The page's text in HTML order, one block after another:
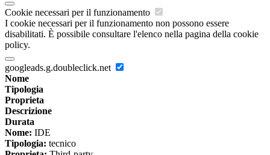
Cookie necessari per il funzionamento
I cookie necessari per il funzionamento non possono essere
disabilitati. È possibile consultare l'elenco nella pagina della cookie
policy.
googleads.g.doubleclick.net
Nome
Tipologia
Proprieta
Descrizione
Durata
Nome: IDE
Tipologia: tecnico